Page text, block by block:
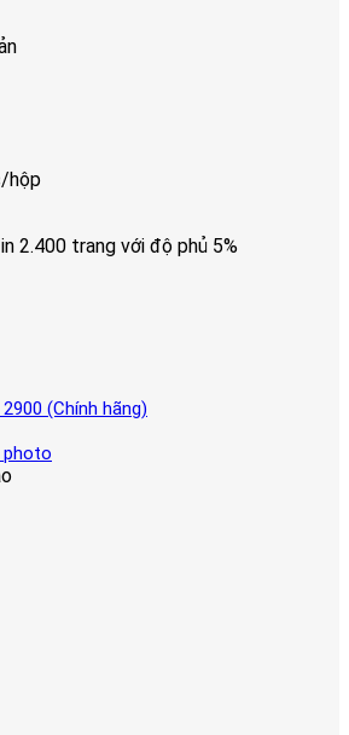
hộp
2.400 trang với độ phủ 5%
(Chính hãng)
photo